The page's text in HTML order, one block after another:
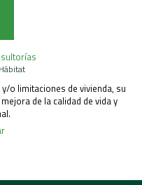
o limitaciones de vivienda, su
de la calidad de vida y